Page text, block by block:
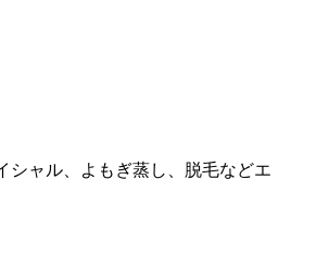
シャル、よもぎ蒸し、脱毛などエ